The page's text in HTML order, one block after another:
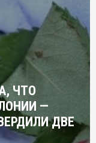
ЧТО
—
ДВЕ